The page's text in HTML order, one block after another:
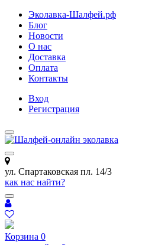
Эколавка-Шалфей.рф
Блог
Новости
О нас
Доставка
Оплата
Контакты
Вход
Регистрация
ул. Спартаковская пл. 14/3
как нас найти?
Корзина 0